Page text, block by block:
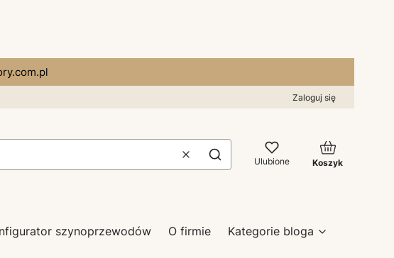
Zaloguj się
WyczyśćSzukaj Ulubione
Produkty w
Koszyk
szynoprzewodów O firmie Kategorie bloga